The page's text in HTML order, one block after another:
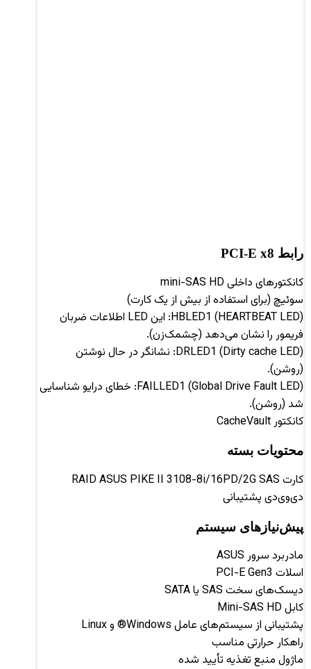
رابط PCI-E x8
کانکتورهای داخلی mini-SAS HD
سوئیچ (برای استفاده از بیش از یک کارت)
HBLED1 (HEARTBEAT LED): این LED اطلاعات ضربان
فریمور را نشان می‌دهد (چشمک‌زن).
DRLED1 (Dirty cache LED): نشانگر در حال نوشتن
(روشن).
FAILLED1 (Global Drive Fault LED): خطای درایو شناسایی
شد (روشن).
کانکتور CacheVault
محتویات بسته
کارت RAID ASUS PIKE II 3108-8i/16PD/2G SAS
دی‌وی‌دی پشتیبانی
پیش‌نیازهای سیستم
مادربرد سرور ASUS
اسلات PCI-E Gen3
دیسک‌های سخت SAS یا SATA
کابل Mini-SAS HD
پشتیبانی از سیستم‌های عامل Windows® و Linux
راهکار حرارتی مناسب
ماژول منبع تغذیه تأیید شده